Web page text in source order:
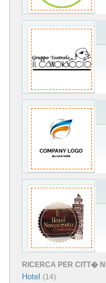
RICERCA PER CITT�
Hotel (14)